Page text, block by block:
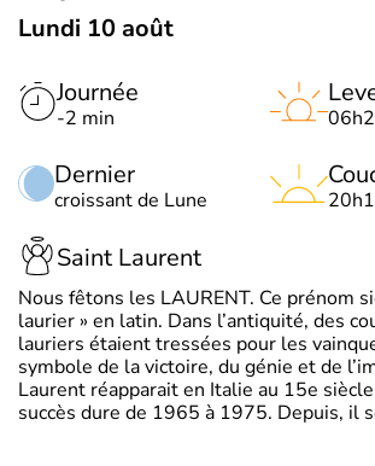
Lundi 10 août
Journée
-2 min
Dernier
croissant de Lune
Saint Laurent
Nous fêtons les LAURENT. Ce prénom
laurier » en latin. Dans l’antiquité, des
lauriers étaient tressées pour les
symbole de la victoire, du génie et de
Laurent réapparait en Italie au 15e
succès dure de 1965 à 1975. Depuis, il